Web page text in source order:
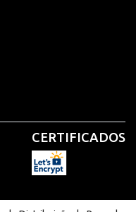
CERTIFICADOS